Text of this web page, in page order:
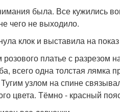
была. Все кужились
чего не выходило.
клок и выставила на
платье с разрезом
всего одна толстая лямка
узлом на спине
цвета. Тёмно - красный